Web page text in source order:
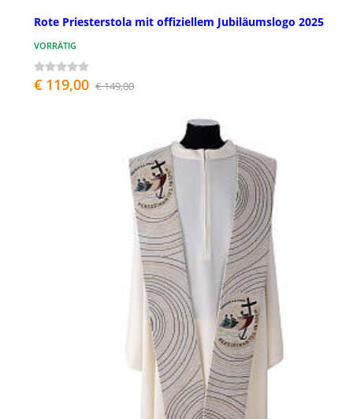
Rote Priesterstola mit offiziellem Jubiläumslogo 2025
VORRÄTIG
€ 119,00 € 149,00